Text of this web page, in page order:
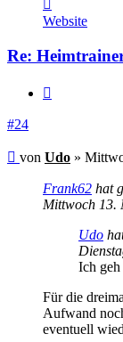
von
Udo
Website
Re:
#24
Beitrag
von Udo »
Frank62 hat
Mittwoch 13.
Udo
Ich geh
Für die
Aufwand
eventuell